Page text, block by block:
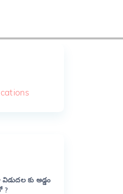
కు అడ్డం
?